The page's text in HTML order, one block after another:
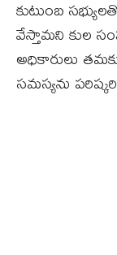
కుటుంబ
వేస్తామని కుల
అధికారులు
సమస్యను